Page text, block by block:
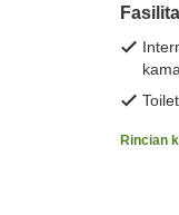
Rincian